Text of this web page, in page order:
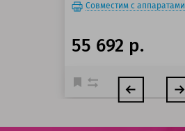
Совместим с аппаратами
55 692 р.